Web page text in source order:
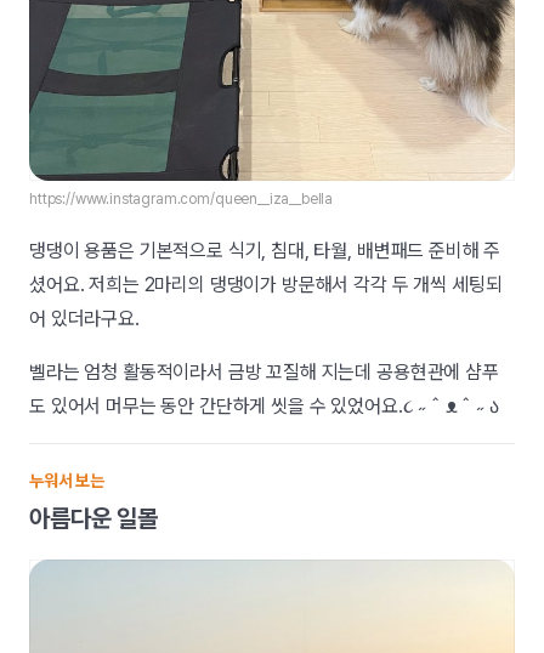
https://www.instagram.com/queen__iza__bella
댕댕이 용품은 기본적으로 식기, 침대, 타월, 배변패드 준비해 주
셨어요. 저희는 2마리의 댕댕이가 방문해서 각각 두 개씩 세팅되
어 있더라구요.
벨라는 엄청 활동적이라서 금방 꼬질해 지는데 공용현관에 샴푸
도 있어서 머무는 동안 간단하게 씻을 수 있었어요.૮ ˶ ˆ ᴥ ˆ ˶ ა
누워서 보는
아름다운 일몰